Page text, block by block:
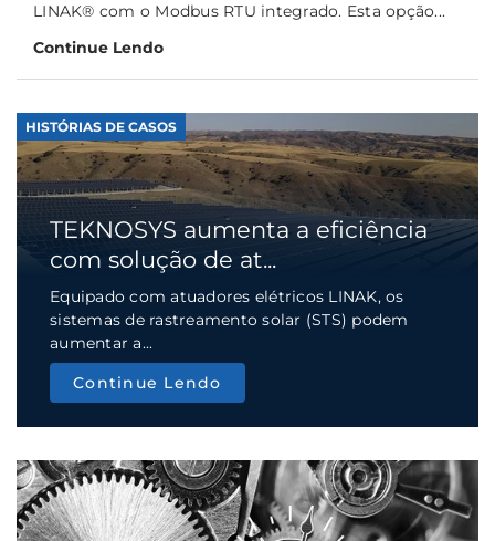
LINAK® com o Modbus RTU integrado. Esta opção...
Continue Lendo
HISTÓRIAS DE CASOS
TEKNOSYS aumenta a eficiência
com solução de at...
Equipado com atuadores elétricos LINAK, os
sistemas de rastreamento solar (STS) podem
aumentar a...
Continue Lendo